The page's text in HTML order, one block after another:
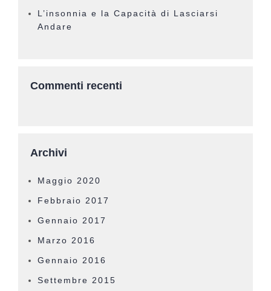
L’insonnia e la Capacità di Lasciarsi
Andare
Commenti recenti
Archivi
Maggio 2020
Febbraio 2017
Gennaio 2017
Marzo 2016
Gennaio 2016
Settembre 2015